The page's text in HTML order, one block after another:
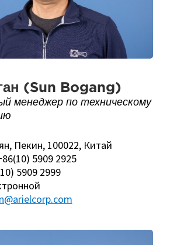
(Sun Bogang)
менеджер по техническому
Пекин, 100022, Китай
5909 2925
5909 2999